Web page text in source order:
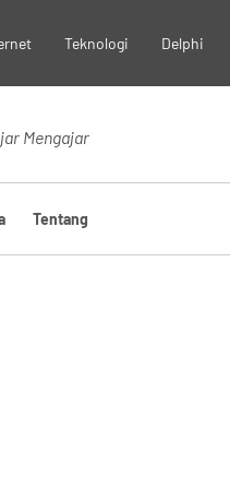
Teknologi Delphi
Mengajar
Tentang